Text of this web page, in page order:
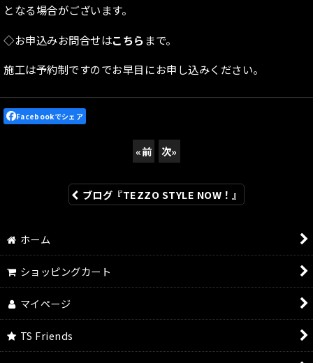
となる場合がございます。
◇お申込みお問合せはこちらまで。
施工は予約制ですのでお早目にお申し込みください。
Facebookでシェア
«前 次»
ブログ『TEZZO STYLE NOW！』
ホーム
ショッピングカート
マイページ
TS Friends